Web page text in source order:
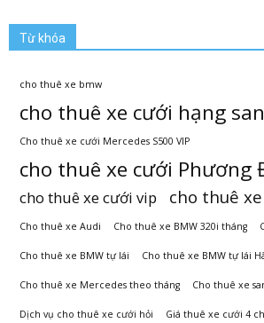
xe
Từ khóa
cho thuê xe bmw
cho thuê xe cưới hạng
Cho thuê xe cưới Mercedes S500 VIP
cho thuê xe cưới Phương
cho thuê xe cưới vip cho thuê
Cho thuê xe Audi Cho thuê xe BMW 320i tháng
Cho thuê xe BMW tự lái Cho thuê xe BMW tự lái
Cho thuê xe Mercedes theo tháng Cho thuê xe
Dịch vụ cho thuê xe cưới hỏi Giá thuê xe cưới 4